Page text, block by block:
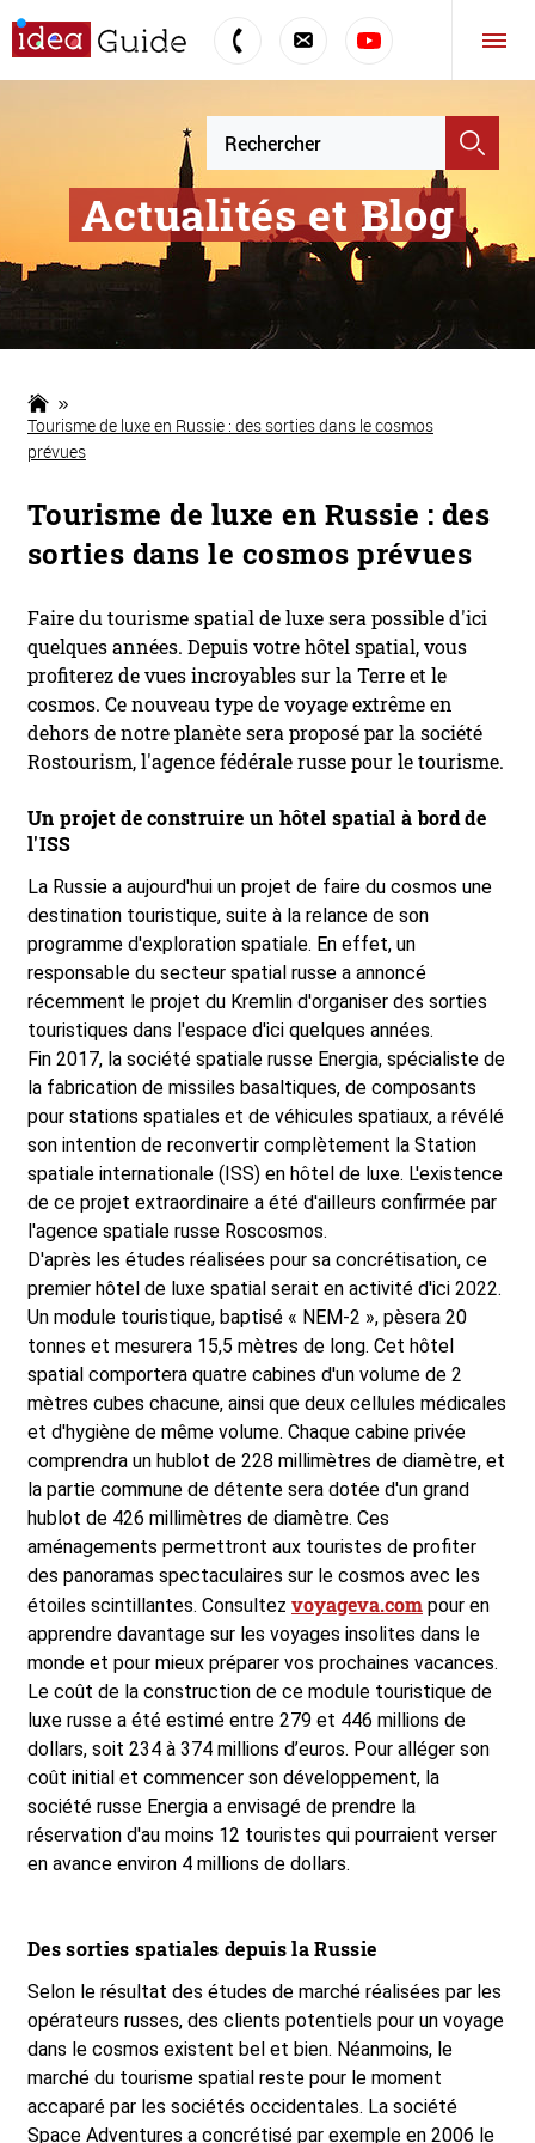
Actualités et Blog
Tourisme de luxe en Russie : des sorties dans le cosmos
prévues
Tourisme de luxe en Russie : des
sorties dans le cosmos prévues
Faire du tourisme spatial de luxe sera possible d'ici
quelques années. Depuis votre hôtel spatial, vous
profiterez de vues incroyables sur la Terre et le
cosmos. Ce nouveau type de voyage extrême en
dehors de notre planète sera proposé par la société
Rostourism, l'agence fédérale russe pour le tourisme.
Un projet de construire un hôtel spatial à bord de
l'ISS
La Russie a aujourd'hui un projet de faire du cosmos une
destination touristique, suite à la relance de son
programme d'exploration spatiale. En effet, un
responsable du secteur spatial russe a annoncé
récemment le projet du Kremlin d'organiser des sorties
touristiques dans l'espace d'ici quelques années.
Fin 2017, la société spatiale russe Energia, spécialiste de
la fabrication de missiles basaltiques, de composants
pour stations spatiales et de véhicules spatiaux, a révélé
son intention de reconvertir complètement la Station
spatiale internationale (ISS) en hôtel de luxe. L'existence
de ce projet extraordinaire a été d'ailleurs confirmée par
l'agence spatiale russe Roscosmos.
D'après les études réalisées pour sa concrétisation, ce
premier hôtel de luxe spatial serait en activité d'ici 2022.
Un module touristique, baptisé « NEM-2 », pèsera 20
tonnes et mesurera 15,5 mètres de long. Cet hôtel
spatial comportera quatre cabines d'un volume de 2
mètres cubes chacune, ainsi que deux cellules médicales
et d'hygiène de même volume. Chaque cabine privée
comprendra un hublot de 228 millimètres de diamètre, et
la partie commune de détente sera dotée d'un grand
hublot de 426 millimètres de diamètre. Ces
aménagements permettront aux touristes de profiter
des panoramas spectaculaires sur le cosmos avec les
étoiles scintillantes. Consultez voyageva.com pour en
apprendre davantage sur les voyages insolites dans le
monde et pour mieux préparer vos prochaines vacances.
Le coût de la construction de ce module touristique de
luxe russe a été estimé entre 279 et 446 millions de
dollars, soit 234 à 374 millions d’euros. Pour alléger son
coût initial et commencer son développement, la
société russe Energia a envisagé de prendre la
réservation d'au moins 12 touristes qui pourraient verser
en avance environ 4 millions de dollars.
Des sorties spatiales depuis la Russie
Selon le résultat des études de marché réalisées par les
opérateurs russes, des clients potentiels pour un voyage
dans le cosmos existent bel et bien. Néanmoins, le
marché du tourisme spatial reste pour le moment
accaparé par les sociétés occidentales. La société
Space Adventures a concrétisé par exemple en 2006 le